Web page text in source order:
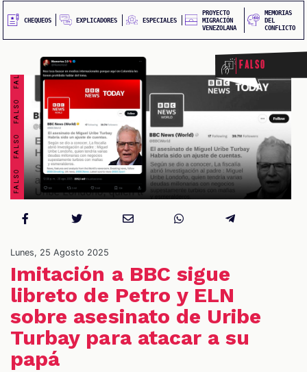
CHEQUEOS EXPLICADORES ESPECIALES
PROYECTO
MIGRACIÓN
VENEZOLANA
MEMORIAS
DEL
CONFLICTO
FALSO FALSO FALSO FALSO FALSO FALSO FALSO FALSO Falso
Lunes, 25 Agosto 2025
Imitación a BBC sigue
libreto de Petro y ELN
sobre asesinato de Uribe
Turbay para atacar a su
papá